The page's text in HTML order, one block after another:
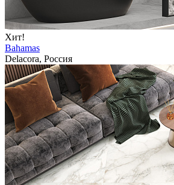
Хит!
Bahamas
Delacora, Россия